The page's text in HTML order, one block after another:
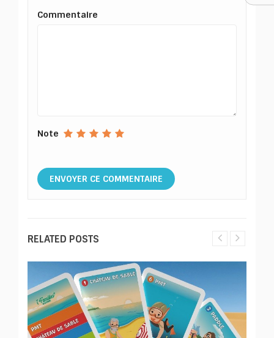
Commentaire
Note
RELATED POSTS